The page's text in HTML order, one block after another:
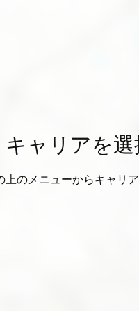
キャリアを選
上のメニューからキャリ